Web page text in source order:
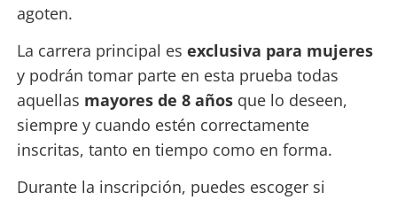
agoten.
La carrera principal es exclusiva para mujeres
y podrán tomar parte en esta prueba todas
aquellas mayores de 8 añosque lo deseen,
siempre y cuando estén correctamente
inscritas, tanto en tiempo como en forma.
Durante la inscripción, puedes escoger si